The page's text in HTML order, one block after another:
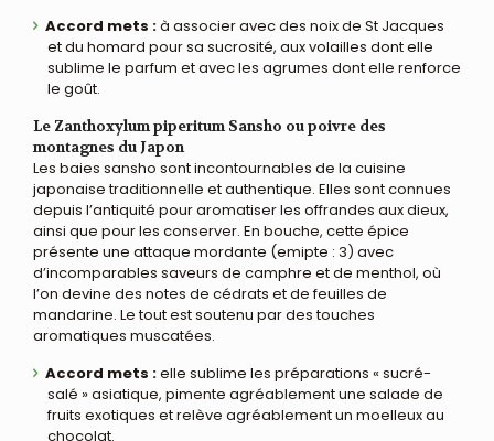
Accord mets :à associer avec des noix de St Jacques
et du homard pour sa sucrosité, aux volailles dont elle
sublime le parfum et avec les agrumes dont elle renforce
le goût.
Le Zanthoxylum piperitum Sansho ou poivre des
montagnes du Japon
Les baies sansho sont incontournables de la cuisine
japonaise traditionnelle et authentique. Elles sont connues
depuis l’antiquité pour aromatiser les offrandes aux dieux,
ainsi que pour les conserver. En bouche, cette épice
présente une attaque mordante (emipte : 3) avec
d’incomparables saveurs de camphre et de menthol, où
l’on devine des notes de cédrats et de feuilles de
mandarine. Le tout est soutenu par des touches
aromatiques muscatées.
Accord mets :elle sublime les préparations « sucré-
salé » asiatique, pimente agréablement une salade de
fruits exotiques et relève agréablement un moelleux au
chocolat.